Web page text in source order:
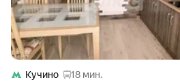
Кучино
18 мин.